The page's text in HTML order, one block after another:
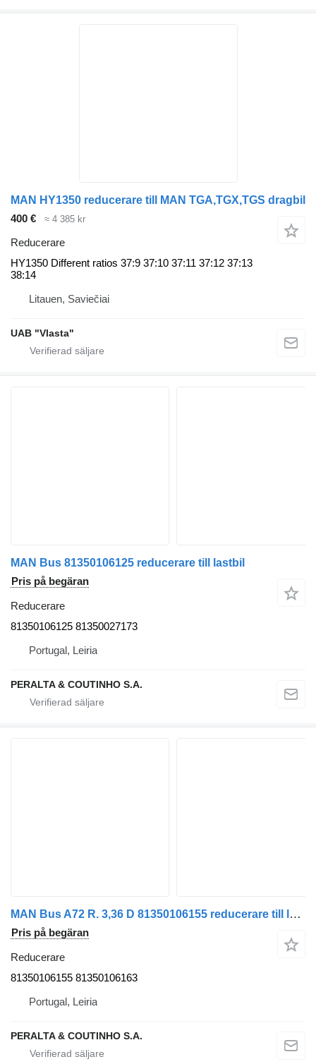
MAN HY1350 reducerare till MAN TGA,TGX,TGS dragbil
400 €
≈ 4 385 kr
Reducerare
HY1350 Different ratios 37:9 37:10 37:11 37:12 37:13
38:14
Litauen, Saviečiai
UAB "Vlasta"
MAN Bus 81350106125 reducerare till lastbil
Pris på begäran
Reducerare
81350106125 81350027173
Portugal, Leiria
PERALTA & COUTINHO S.A.
MAN Bus A72 R. 3,36 D 81350106155 reducerare till lastbil
Pris på begäran
Reducerare
81350106155 81350106163
Portugal, Leiria
PERALTA & COUTINHO S.A.